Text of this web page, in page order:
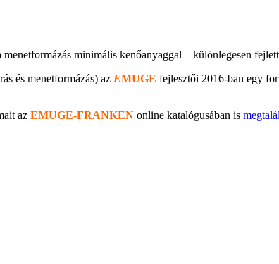
minimális kenőanyaggal – különlegesen
és menetformázás) az EMUGE fejlesztői 2016-ban egy
az EMUGE-FRANKENonline katalógusában is